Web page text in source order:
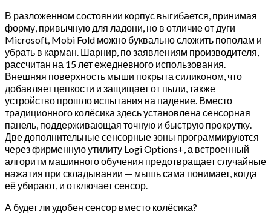
В разложенном состоянии корпус выгибается, принимая
форму, привычную для ладони, но в отличие от дуги
Microsoft, Mobi Fold можно буквально сложить пополам и
убрать в карман. Шарнир, по заявлениям производителя,
рассчитан на 15 лет ежедневного использования.
Внешняя поверхность мыши покрыта силиконом, что
добавляет цепкости и защищает от пыли, также
устройство прошло испытания на падение. Вместо
традиционного колёсика здесь установлена сенсорная
панель, поддерживающая точную и быструю прокрутку.
Две дополнительные сенсорные зоны программируются
через фирменную утилиту Logi Options+, а встроенный
алгоритм машинного обучения предотвращает случайные
нажатия при складывании — мышь сама понимает, когда
её убирают, и отключает сенсор.
А будет ли удобен сенсор вместо колёсика?